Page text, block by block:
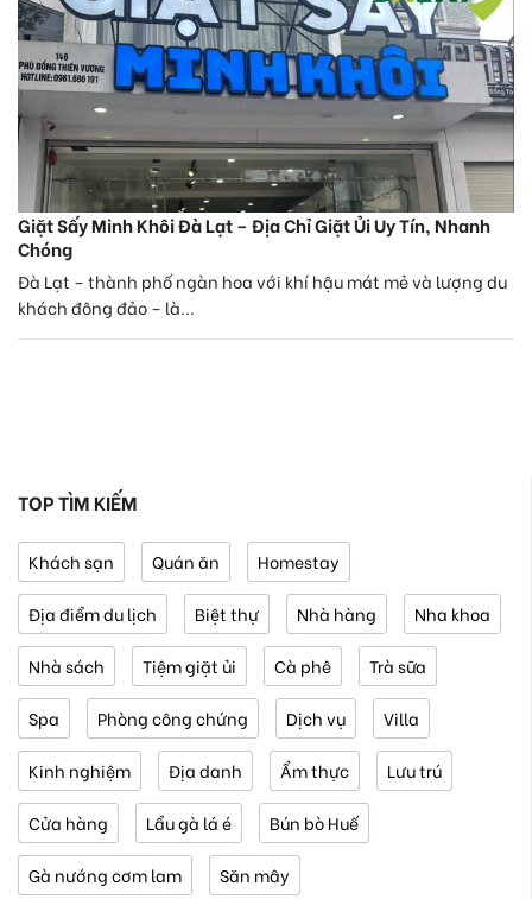
Giặt Sấy Minh Khôi Đà Lạt – Địa Chỉ Giặt Ủi Uy Tín, Nhanh
Chóng
Đà Lạt – thành phố ngàn hoa với khí hậu mát mẻ và lượng du
khách đông đảo – là...
TOP TÌM KIẾM
Khách sạn Quán ăn Homestay
Địa điểm du lịch Biệt thự Nhà hàng Nha khoa
Nhà sách Tiệm giặt ủi Cà phê Trà sữa
Spa Phòng công chứng Dịch vụ Villa
Kinh nghiệm Địa danh Ẩm thực Lưu trú
Cửa hàng Lẩu gà lá é Bún bò Huế
Gà nướng cơm lam Săn mây